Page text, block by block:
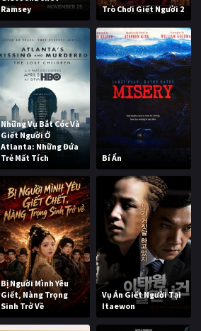
Ramsey
Trò Chơi Giết Người 2
Những Vụ Bắt Cóc Và
Giết Người Ở
Atlanta: Những Đứa
Trẻ Mất Tích
Bí Ẩn
Bị Người Mình Yêu
Giết, Nàng Trọng
Sinh Trở Về
Vụ Án Giết Người Tại
Itaewon